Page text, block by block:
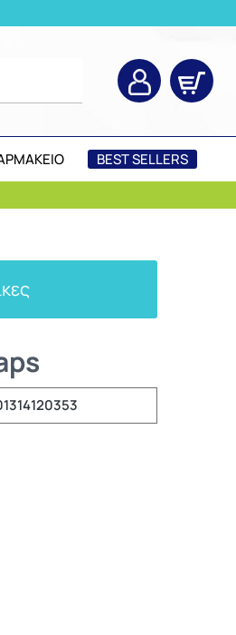
BEST SELLERS